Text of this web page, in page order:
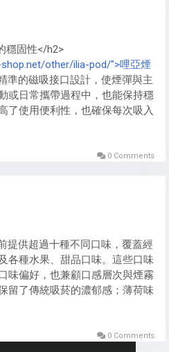
</a>配備大容量霧化器，如
對於大煙玩家來說，這種視覺享
，成為社交場合的焦點。2025
機融入更多空氣流設計，優化雲
穩固性</h2>
other/ilia-pod/">哩亞煙
準的磁吸接口設計，使煙彈與主
或日常攜帶過程中，也能保持穩
了使用便利性，也確保每次吸入
霧體驗。
shop.net/other/ilia-
晃動或脫落問題，對新手與老手
0 Comments
提供超過十種不同口味，覆蓋經
各種水果、甜品口味。這些口味
味偏好，也兼顧口感層次與煙霧
留了傳統吸菸的濃郁感；薄荷味
芒果、草莓、藍莓等則增添趣味
0 Comments